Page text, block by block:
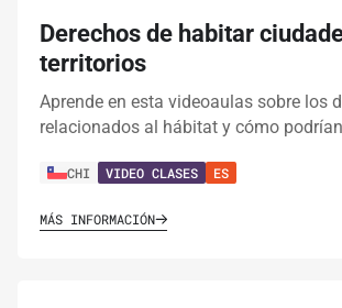
Derechos de habitar
territorios
Aprende en esta videoaulas sobre los
relacionados al hábitat y cómo
CHI VIDEO CLASES ES
MÁS INFORMACIÓN